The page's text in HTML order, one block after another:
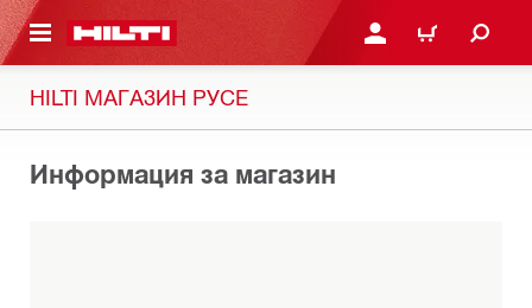
СЪДЪРЖАНИЕ ВЛЕЗ ИЛИ СЕ
КОЛИЧКА
HILTI МАГАЗИН РУСЕ
Информация за магазин